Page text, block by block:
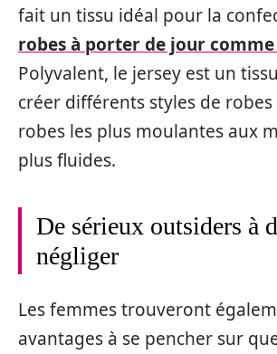
fait un tissu idéal pour la
robes à porter de jour
Polyvalent, le jersey est un
créer différents styles de robes
robes les plus moulantes aux
plus fluides.
De sérieux outsiders à
négliger
Les femmes trouveront
avantages à se pencher sur